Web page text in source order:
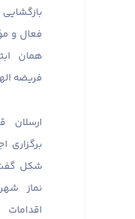
فعال و
همان
فریضه
ارسلان
برگزاری
شکل
نماز